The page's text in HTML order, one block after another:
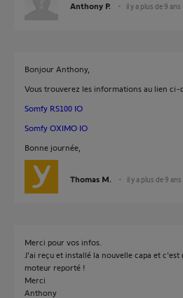
Anthony P. il y a plus de 9 ans
Bonjour Anthony,
Vous trouverez les informations au lien ci-
Somfy RS100 IO
Somfy OXIMO IO
Bonne journée,
Thomas M. il y a plus de 9 ans
Merci pour vos infos.
J'ai reçu et installé la nouvelle capa et
moteur reporté !
Merci
Anthony